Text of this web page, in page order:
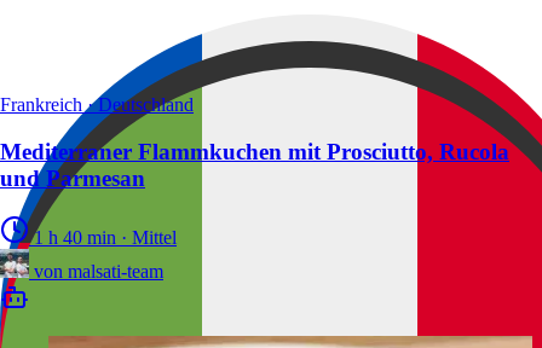
Frankreich · Deutschland
Mediterraner Flammkuchen mit Prosciutto, Rucola
und Parmesan
1 h 40 min · Mittel
von malsati-team